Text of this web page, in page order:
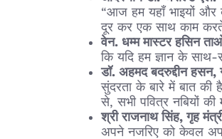
“आज हम यहाँ भाइयों
दूर कर एक साथ काम
वेन. धम्म मास्टर हसिन
कि यदि हम ज्ञान के
डॉ. अहमद बदरुद्दीन हसन,
सुंदरता के बारे में बात की
से, सभी पवित्र नबियों
श्री राजनाथ सिंह, गृह
अपने नजरिए को केवल